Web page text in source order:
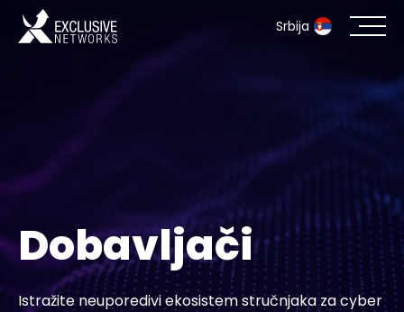
Srbija
Kompanija
Dobavljači
Istražite neuporedivi ekosistem stručnjaka za cyber